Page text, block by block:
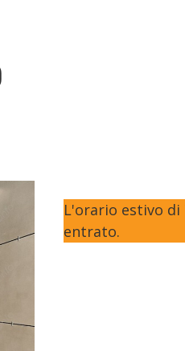
L'orario estivo
entrato.